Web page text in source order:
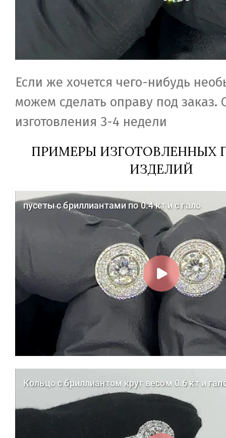
Если же хочется чего-нибудь
можем сделать оправу под заказ.
изготовления 3-4 недели
ПРИМЕРЫ ИЗГОТОВЛЕННЫХ
ИЗДЕЛИЙ